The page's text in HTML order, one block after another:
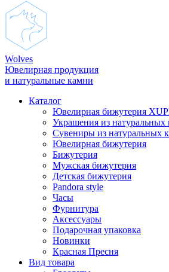
Wolves
Ювелирная продукция
и натуральные камни
Каталог
Ювелирная бижутерия
Украшения из натуральных
Сувениры из натуральных
Ювелирная бижутерия
Бижутерия
Мужская бижутерия
Детская бижутерия
Pandora style
Часы
Фурнитура
Аксеcсуары
Подарочная упаковка
Новинки
Красная Пресня
Вид товара